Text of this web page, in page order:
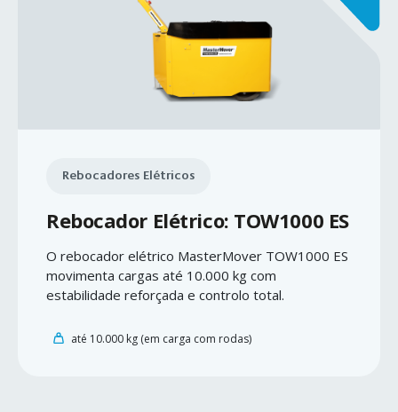
Rebocadores Elétricos
Rebocador Elétrico: TOW1000 ES
O rebocador elétrico MasterMover TOW1000 ES
movimenta cargas até 10.000 kg com
estabilidade reforçada e controlo total.
até 10.000 kg (em carga com rodas)